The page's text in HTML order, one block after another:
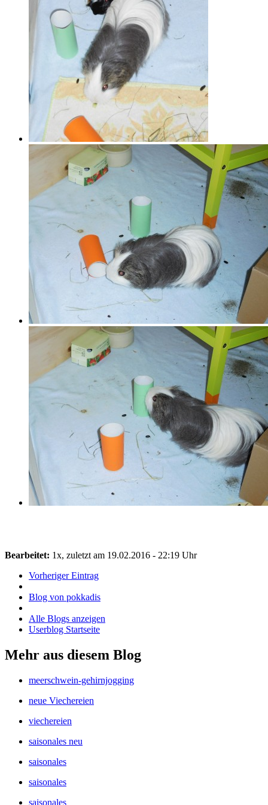
Bearbeitet: 1x, zuletzt am 19.02.2016 - 22:19 Uhr
Vorheriger Eintrag
Blog von pokkadis
Alle Blogs anzeigen
Userblog Startseite
Mehr aus diesem Blog
meerschwein-gehirnjogging
neue Viechereien
viechereien
saisonales neu
saisonales
saisonales
saisonales